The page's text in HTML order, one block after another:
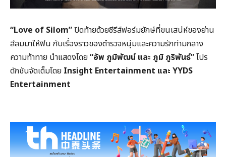
“Love of Silom”ปิดท้ายด้วยซีรีส์ฟอร์มยักษ์ที่ขนเสน่ห์ของย่าน
สีลมมาให้ฟิน กับเรื่องราวของตำรวจหนุ่มและความรักท่ามกลาง
ความท้าทาย นำแสดงโดย“อัพ ภูมิพัฒน์ และ ภูมิ ภูริพันธ์”โปร
ดักชันจัดเต็มโดย Insight Entertainment และ YYDS
Entertainment